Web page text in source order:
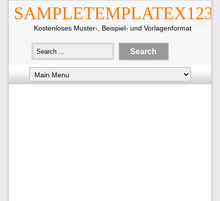
Kostenloses Muster-, Beispiel- und Vorlagenformat